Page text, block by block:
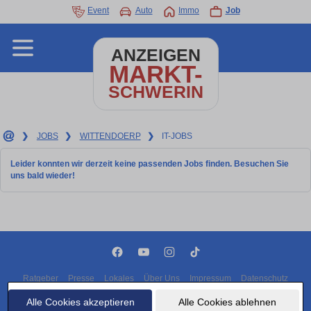
Alle Cookies akzeptieren Alle Cookies ablehnen
Event Auto Immo Job
ANZEIGEN
MARKT-
SCHWERIN
❯ JOBS ❯ WITTENDOERP ❯ IT-JOBS
Leider konnten wir derzeit keine passenden Jobs finden. Besuchen Sie
uns bald wieder!
Ratgeber Presse Lokales Über Uns Impressum Datenschutz